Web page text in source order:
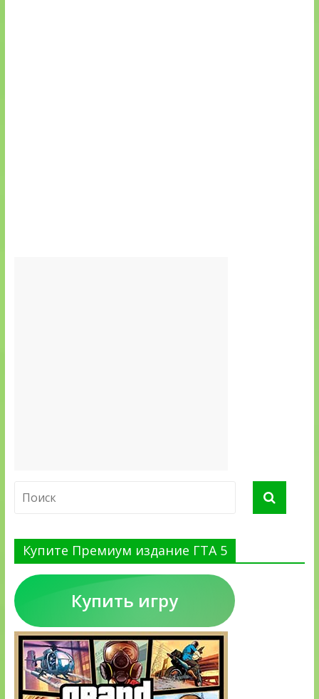
Купите Премиум издание ГТА 5
Купить игру